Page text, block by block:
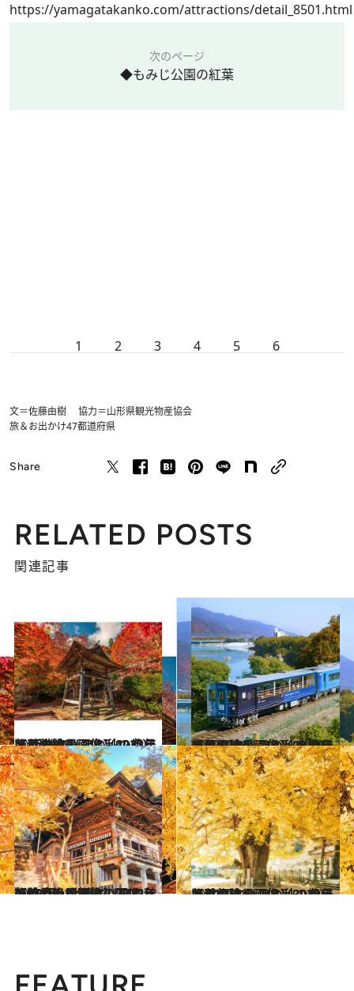
https://yamagatakanko.com/attractions/detail_8501.html
次のページ
◆もみじ公園の紅葉
1 2 3 4 5 6
文＝佐藤由樹 協力＝山形県観光物産協会
旅＆お出かけ47都道府県
Share
RELATED POSTS
関連記事
2022.11.5
【秋の絶景画像】2022年版 近畿エリアの秋の絶景＆風物詩の画像（42点）
旅＆お出かけ 2022.11.6
【秋の絶景画像】2022年版 四国エリアの秋の絶景＆風物詩の画像（25点）
旅＆お出かけ
2022.10.14
【秋の絶景画像】2022年版 中部・北陸エリアの秋の絶景＆風物詩の画像（51点）
旅＆お出かけ 2022.10.22
【秋の絶景画像】2022年版 中国エリアの秋の絶景＆風物詩の画像（30点）
旅＆お出かけ